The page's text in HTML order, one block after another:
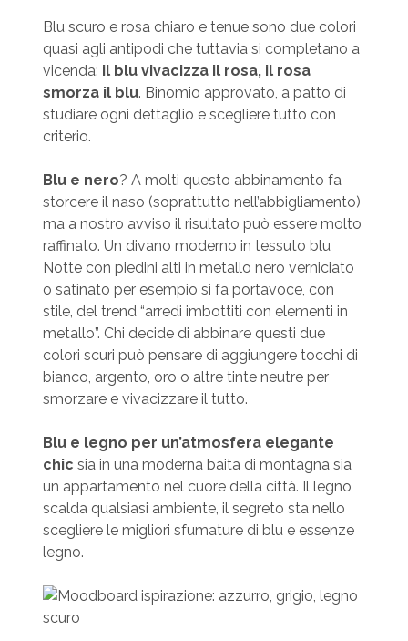
Blu scuro e rosa chiaro e tenue sono due colori
quasi agli antipodi che tuttavia si completano a
vicenda: il blu vivacizza il rosa, il rosa
smorza il blu. Binomio approvato, a patto di
studiare ogni dettaglio e scegliere tutto con
criterio.
Blu e nero? A molti questo abbinamento fa
storcere il naso (soprattutto nell’abbigliamento)
ma a nostro avviso il risultato può essere molto
raffinato. Un divano moderno in tessuto blu
Notte con piedini alti in metallo nero verniciato
o satinato per esempio si fa portavoce, con
stile, del trend “arredi imbottiti con elementi in
metallo”. Chi decide di abbinare questi due
colori scuri può pensare di aggiungere tocchi di
bianco, argento, oro o altre tinte neutre per
smorzare e vivacizzare il tutto.
Blu e legno per un’atmosfera elegante
chic sia in una moderna baita di montagna sia
un appartamento nel cuore della città. Il legno
scalda qualsiasi ambiente, il segreto sta nello
scegliere le migliori sfumature di blu e essenze
legno.